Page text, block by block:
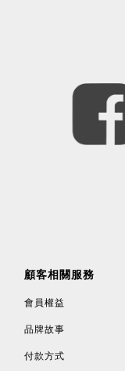
顧客相關服務
會員權益
品牌故事
付款方式